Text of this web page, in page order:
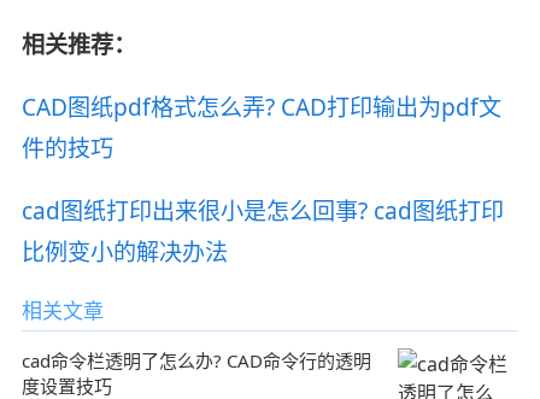
相关推荐：
CAD图纸pdf格式怎么弄? CAD打印输出为pdf文
件的技巧
cad图纸打印出来很小是怎么回事? cad图纸打印
比例变小的解决办法
相关文章
cad命令栏透明了怎么办? CAD命令行的透明
度设置技巧